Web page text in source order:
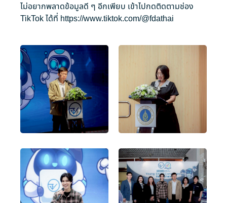
ไม่อยากพลาดข้อมูลดี ๆ อีกเพียบ เข้าไปกดติดตามช่อง
TikTok ได้ที่ https://www.tiktok.com/@fdathai